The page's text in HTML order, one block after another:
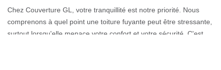
Chez Couverture GL, votre tranquillité est notre priorité. Nous
comprenons à quel point une toiture fuyante peut être stressante,
surtout lorsqu'elle menace votre confort et votre sécurité. C'est